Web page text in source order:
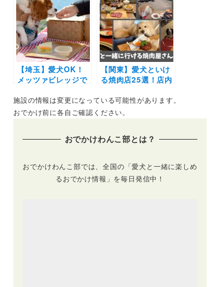
バーベキューで愛犬
と特別な体験を♪
併設や犬用メニュー
ありのお店も
【埼玉】愛犬OK！
メッツァビレッジで
プが期間限定オープ
ン！ドッグラン併設
｜1月21日（土）～
【関東】愛犬といけ
る焼肉店25選！店内
ゃん用メニューがあ
るお店もご紹介（実
施設の情報は変更になっている可能性があります。
おでかけ前に各自ご確認ください。
おでかけわんこ部とは？
おでかけわんこ部では、全国の「愛犬と一緒に楽しめ
るおでかけ情報」を毎日発信中！